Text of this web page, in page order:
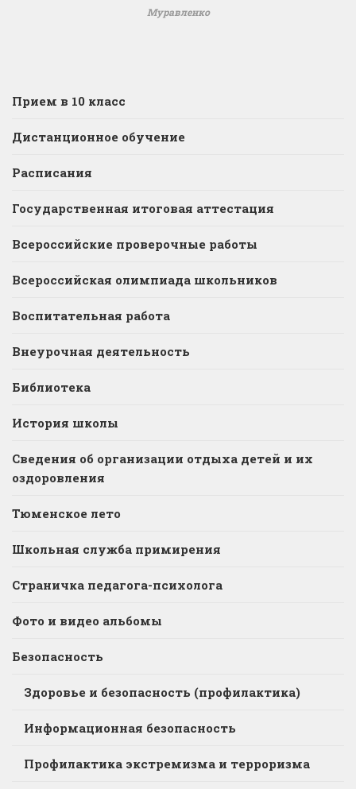
Муравленко
Прием в 10 класс
Дистанционное обучение
Расписания
Государственная итоговая аттестация
Всероссийские проверочные работы
Всероссийская олимпиада школьников
Воспитательная работа
Внеурочная деятельность
Библиотека
История школы
Сведения об организации отдыха детей и их
оздоровления
Тюменское лето
Школьная служба примирения
Страничка педагога-психолога
Фото и видео альбомы
Безопасность
Здоровье и безопасность (профилактика)
Информационная безопасность
Профилактика экстремизма и терроризма